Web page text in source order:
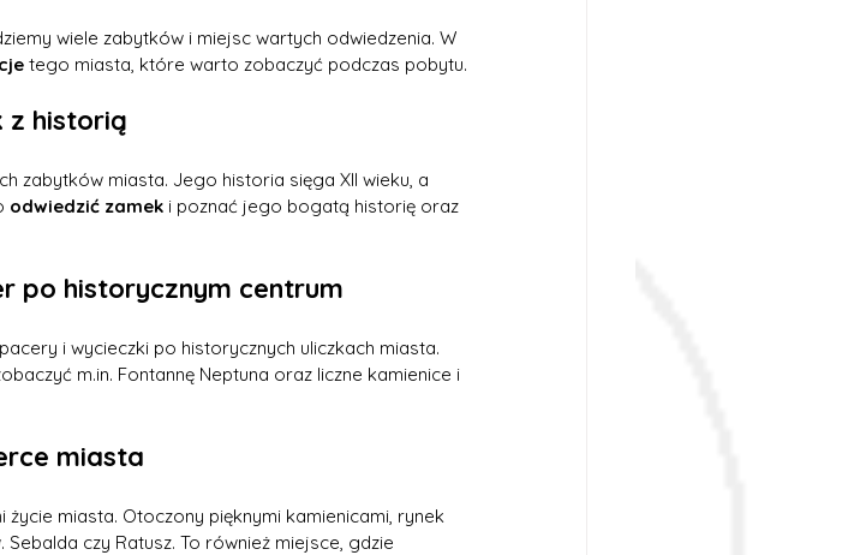
wiele zabytków i miejsc wartych odwiedzenia. W
tego miasta, które warto zobaczyć podczas pobytu.
z historią
zabytków miasta. Jego historia sięga XII wieku, a
odwiedzić zamek i poznać jego bogatą historię oraz
po historycznym centrum
i wycieczki po historycznych uliczkach miasta.
m.in. Fontannę Neptuna oraz liczne kamienice i
miasta
życie miasta. Otoczony pięknymi kamienicami, rynek
czy Ratusz. To również miejsce, gdzie